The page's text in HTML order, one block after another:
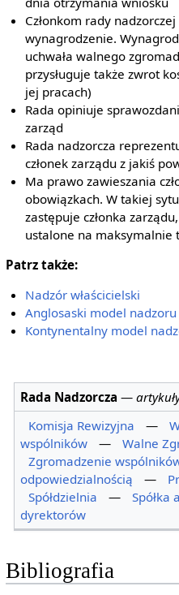
Członkom rady
wynagrodzenie.
uchwała walnego
przysługuje także zwrot
jej pracach)
Rada opiniuje
zarząd
Rada nadzorcza
członek zarządu z jakiś
Ma prawo zawieszania
obowiązkach. W takiej
zastępuje członka
ustalone na maksymalnie
Patrz także:
Nadzór właścicielski
Anglosaski model
Kontynentalny model
Rada Nadzorcza —
Komisja Rewizyjna
—
wspólników
— Walne
Zgromadzenie
odpowiedzialnością
—
Spółdzielnia
— Spółka
dyrektorów
Bibliografia